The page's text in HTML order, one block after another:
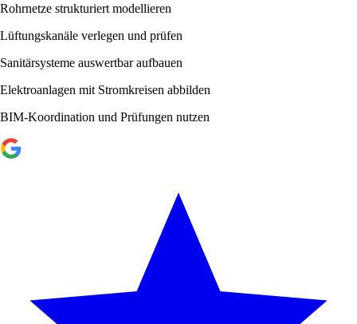
Rohrnetze strukturiert modellieren
Lüftungskanäle verlegen und prüfen
Sanitärsysteme auswertbar aufbauen
Elektroanlagen mit Stromkreisen abbilden
BIM-Koordination und Prüfungen nutzen